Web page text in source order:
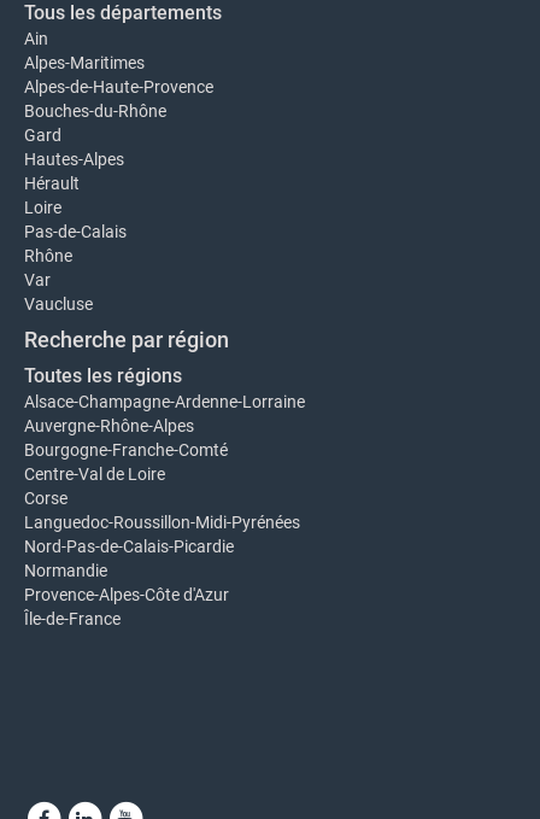
Tous les départements
Ain
Alpes-Maritimes
Alpes-de-Haute-Provence
Bouches-du-Rhône
Gard
Hautes-Alpes
Hérault
Loire
Pas-de-Calais
Rhône
Var
Vaucluse
Recherche par région
Toutes les régions
Alsace-Champagne-Ardenne-Lorraine
Auvergne-Rhône-Alpes
Bourgogne-Franche-Comté
Centre-Val de Loire
Corse
Languedoc-Roussillon-Midi-Pyrénées
Nord-Pas-de-Calais-Picardie
Normandie
Provence-Alpes-Côte d'Azur
Île-de-France